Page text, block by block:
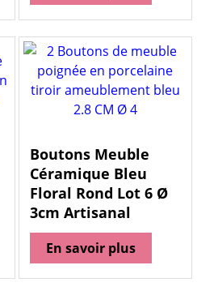
Boutons Meuble
Céramique Bleu
Floral Rond Lot 6 Ø
3cm Artisanal
En savoir plus